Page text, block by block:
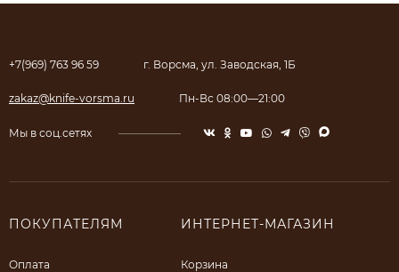
+7(969) 763 96 59 г. Ворсма, ул. Заводская, 1Б
zakaz@knife-vorsma.ru Пн-Вс 08:00—21:00
Мы в соц.сетях
ПОКУПАТЕЛЯМ
Оплата
ИНТЕРНЕТ-МАГАЗИН
Корзина